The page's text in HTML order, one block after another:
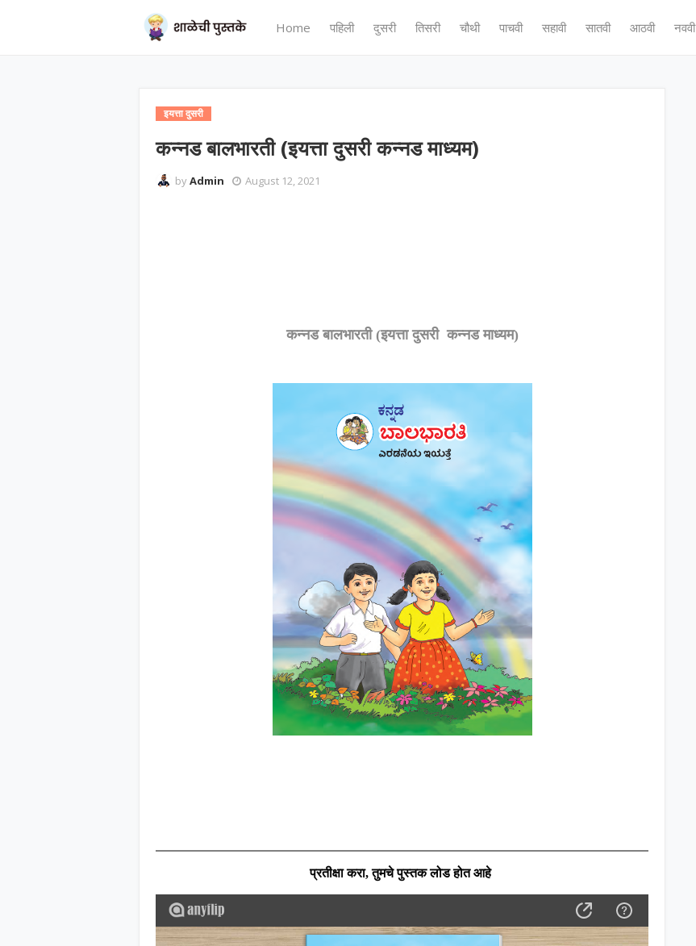
Home पहिली दुसरी तिसरी चौथी पाचवी सहावी सातवी आठवी नववी
इयत्ता दुसरी
कन्नड बालभारती (इयत्ता दुसरी कन्नड माध्यम)
byAdmin August 12, 2021
कन्नड बालभारती (इयत्ता दुसरी कन्नड माध्यम)
प्रतीक्षा करा,तुमचे पुस्तक लोड होत आहे